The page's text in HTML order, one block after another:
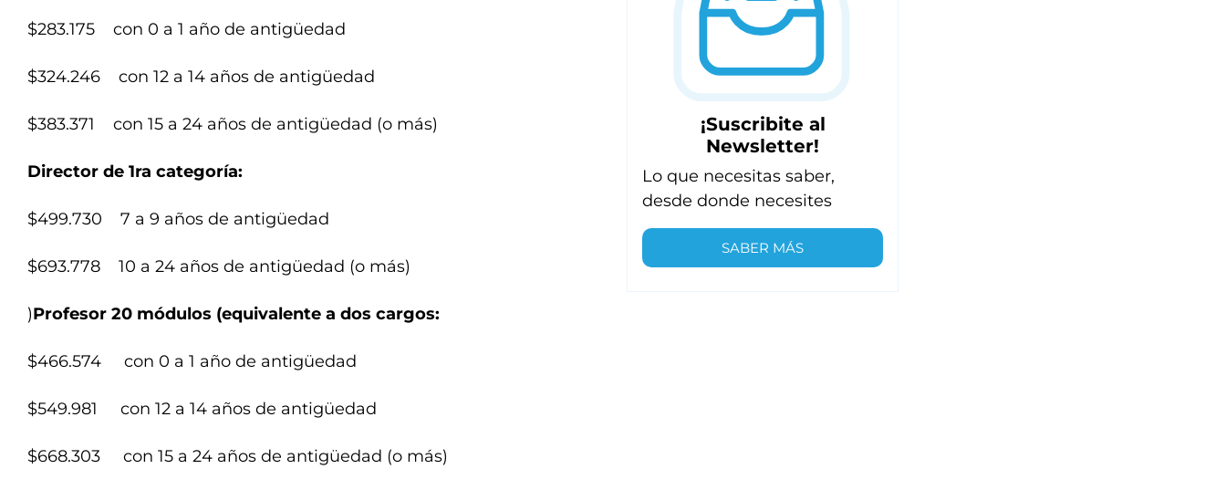
$283.175 con 0 a 1 año de antigüedad
$324.246 con 12 a 14 años de antigüedad
$383.371 con 15 a 24 años de antigüedad (o más)
Director de 1ra categoría:
$499.730 7 a 9 años de antigüedad
$693.778 10 a 24 años de antigüedad (o más)
)Profesor 20 módulos (equivalente a dos cargos:
$466.574 con 0 a 1 año de antigüedad
$549.981 con 12 a 14 años de antigüedad
$668.303 con 15 a 24 años de antigüedad (o más)
¡Suscribite al
Newsletter!
Lo que necesitas saber,
desde donde necesites
SABER MÁS